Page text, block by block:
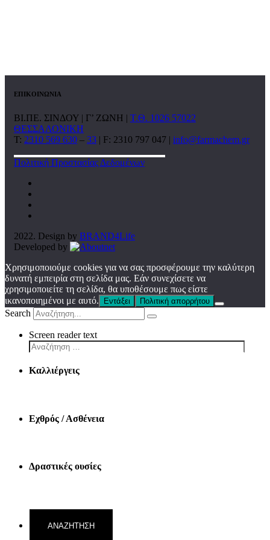
ΕΠΙΚΟΙΝΩΝΙΑ
ΒΙ.ΠΕ. ΣΙΝΔΟΥ | Γ’ ΖΩΝΗ | Τ.Θ. 1026 57022
ΘΕΣΣΑΛΟΝΙΚΗ
T: 2310 569 630 – 33 | F: 2310 797 047 | info@farmachem.gr
Πολιτική Προστασίας Δεδομένων
2022. Design by BRAND4Life
Developed by
Χρησιμοποιούμε cookies για να σας προσφέρουμε την καλύτερη
δυνατή εμπειρία στη σελίδα μας. Εάν συνεχίσετε να
χρησιμοποιείτε τη σελίδα, θα υποθέσουμε πως είστε
ικανοποιημένοι με αυτό.
Εντάξει Πολιτική απορρήτου
Search
Screen reader text
Καλλιέργεις
Εχθρός / Ασθένεια
Δραστικές ουσίες